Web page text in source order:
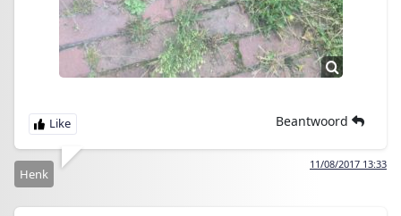
Beantwoord
11/08/2017 13:33
Henk